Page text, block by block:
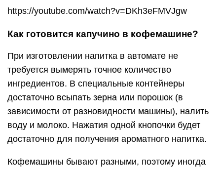
https://youtube.com/watch?v=DKh3eFMVJgw
Как готовится капучино в кофемашине?
При изготовлении напитка в автомате не
требуется вымерять точное количество
ингредиентов. В специальные контейнеры
достаточно всыпать зерна или порошок (в
зависимости от разновидности машины), налить
воду и молоко. Нажатия одной кнопочки будет
достаточно для получения ароматного напитка.
Кофемашины бывают разными, поэтому иногда